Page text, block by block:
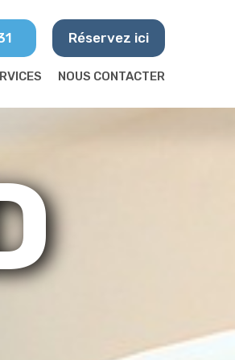
Réservez ici
NOUS CONTACTER